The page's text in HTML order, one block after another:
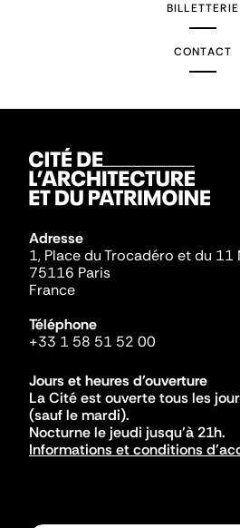
BILLETTERIE
CONTACT
Adresse
1, Place du Trocadéro et du 11
75116 Paris
France
Téléphone
+33 1 58 51 52 00
Jours et heures d'ouverture
La Cité est ouverte tous les
(sauf le mardi).
Nocturne le jeudi jusqu'à 21h.
Informations et conditions